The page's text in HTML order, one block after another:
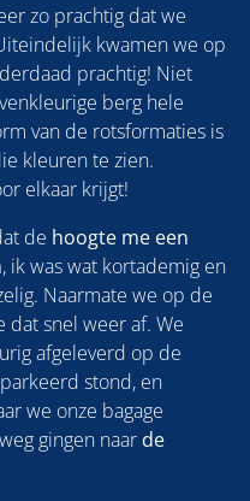
zo prachtig dat we
kwamen we op
prachtig! Niet
berg hele
van de rotsformaties is
kleuren te zien.
elkaar krijgt!
de hoogte me een
, ik was wat kortademig en
Naarmate we op de
dat snel weer af. We
afgeleverd op de
stond, en
we onze bagage
gingen naar de